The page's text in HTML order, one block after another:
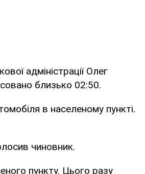
адміністрації Олег
близько 02:50.
в населеному пункті.
чиновник.
пункту. Цього разу